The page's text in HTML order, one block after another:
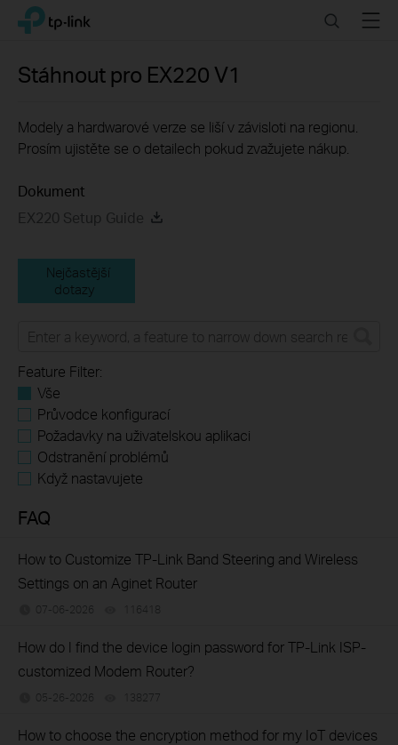
Click
navigation
TP-Link, Reliably Smart SearchMenu
Stáhnout pro EX220 V1
Modely a hardwarové verze se liší v závisloti na regionu.
Prosím ujistěte se o detailech pokud zvažujete nákup.
Dokument
EX220 Setup Guide
Nejčastější
dotazy
Feature Filter:
Vše
Průvodce konfigurací
Požadavky na uživatelskou aplikaci
Odstranění problémů
Když nastavujete
FAQ
How to Customize TP-Link Band Steering and Wireless
Settings on an Aginet Router
07-06-2026 116418
How do I find the device login password for TP-Link ISP-
customized Modem Router?
05-26-2026 138277
How to choose the encryption method for my IoT devices